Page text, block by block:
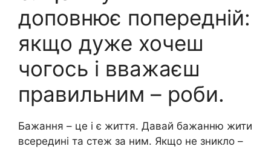
доповнює попередній:
якщо дуже хочеш
чогось і вважаєш
правильним – роби.
Бажання – це і є життя. Давай бажанню жити
всередині та стеж за ним. Якщо не зникло –